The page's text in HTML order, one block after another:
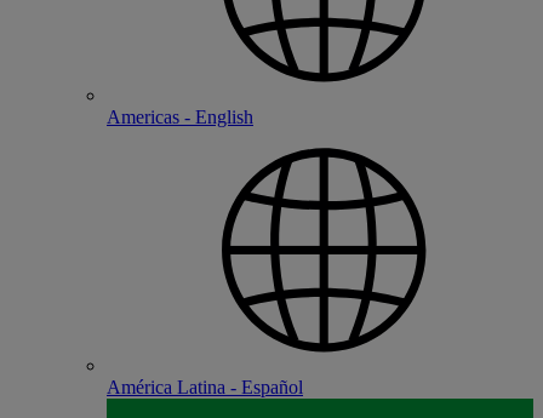
Americas - English
América Latina - Español